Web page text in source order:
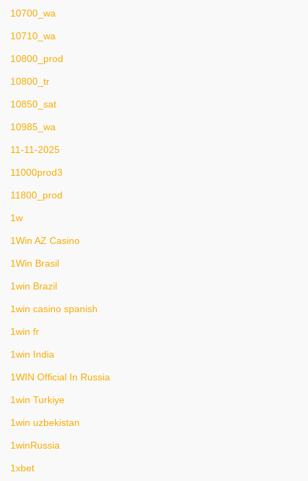
10700_wa
10710_wa
10800_prod
10800_tr
10850_sat
10985_wa
11-11-2025
11000prod3
11800_prod
1w
1Win AZ Casino
1Win Brasil
1win Brazil
1win casino spanish
1win fr
1win India
1WIN Official In Russia
1win Turkiye
1win uzbekistan
1winRussia
1xbet